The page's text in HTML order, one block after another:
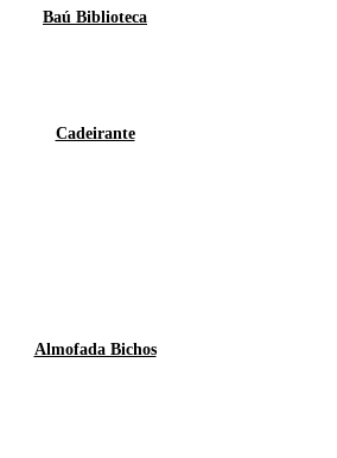
Baú Biblioteca
Cadeirante
Almofada Bichos